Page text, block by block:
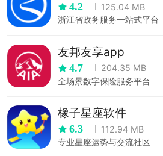
4.2
125.04 MB
浙江省政务服务一站式平台
友邦友享app
4.7
204.35 MB
全场景数字保险服务平台
橡子星座软件
6.3
112.94 MB
专业星座运势与交流社区